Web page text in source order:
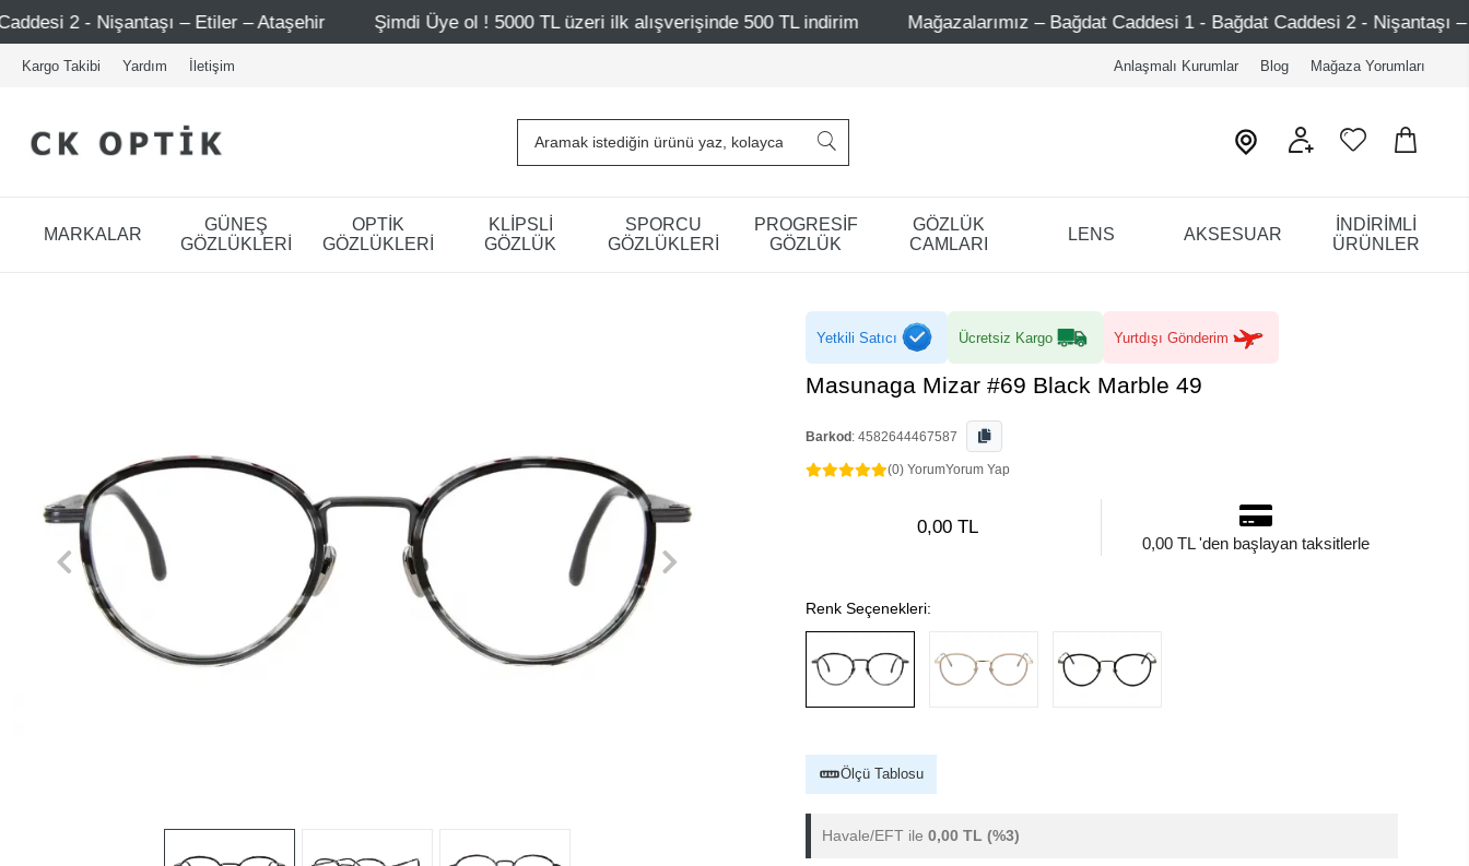
– Etiler – Ataşehir Şimdi Üye ol ! 5000 TL üzeri ilk alışverişinde 500 TL indirim Mağazalarımız – Bağdat Caddesi 1 - Bağdat Caddesi 2 - Nişantaşı – Etiler – Ataşehir
Kargo Takibi Yardım İletişim Anlaşmalı Kurumlar Blog Mağaza Yorumları
MARKALAR
GÜNEŞ
GÖZLÜKLERİ
OPTİK
GÖZLÜKLERİ
KLİPSLİ
GÖZLÜK
SPORCU
GÖZLÜKLERİ
PROGRESİF
GÖZLÜK
GÖZLÜK
CAMLARI
LENS AKSESUAR
İNDİRİMLİ
ÜRÜNLER
Yetkili Satıcı Ücretsiz Kargo Yurtdışı Gönderim
Masunaga Mizar #69 Black Marble 49
Barkod : 4582644467587
(0) YorumYorum Yap
0,00 TL
0,00 TL 'den başlayan taksitlerle
Renk Seçenekleri:
Ölçü Tablosu
Havale/EFT ile 0,00 TL (%3)